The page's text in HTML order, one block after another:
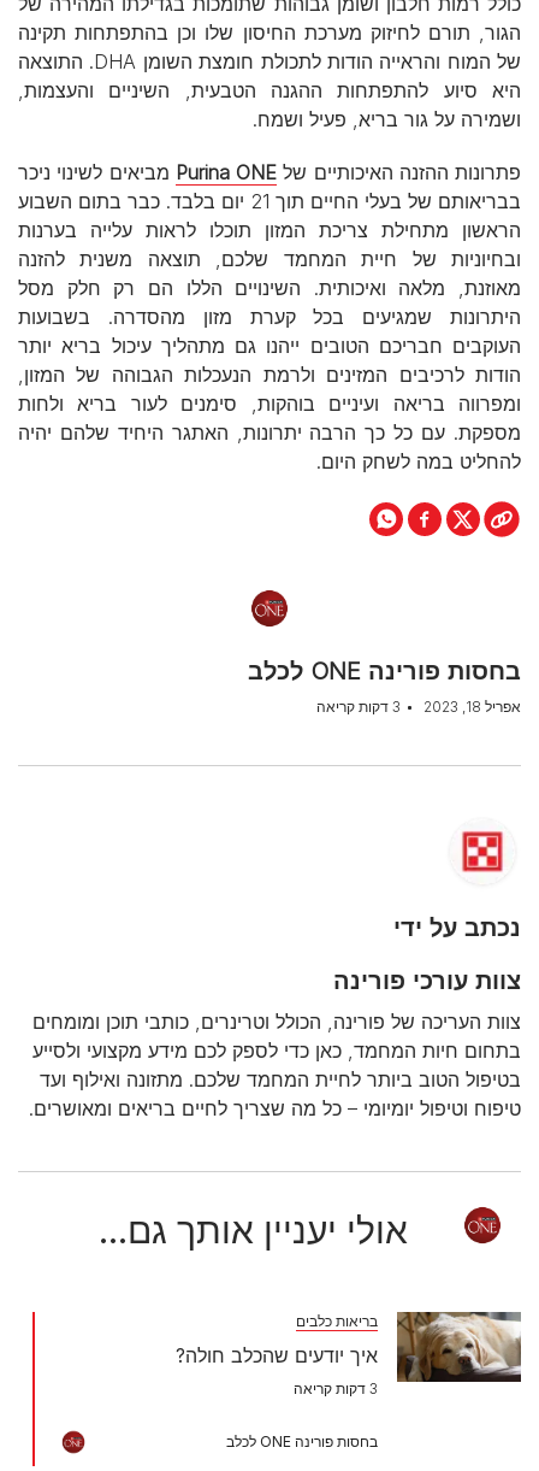
הגור, תורם לחיזוק מערכת החיסון שלו וכן בהתפתחות תקינה
של המוח והראייה הודות לתכולת חומצת השומן DHA. התוצאה
היא סיוע להתפתחות ההגנה הטבעית, השיניים והעצמות,
ושמירה על גור בריא, פעיל ושמח.
פתרונות ההזנה האיכותיים של Purina ONE מביאים לשינוי ניכר
בבריאותם של בעלי החיים תוך 21 יום בלבד. כבר בתום השבוע
הראשון מתחילת צריכת המזון תוכלו לראות עלייה בערנות
ובחיוניות של חיית המחמד שלכם, תוצאה משנית להזנה
מאוזנת, מלאה ואיכותית. השינויים הללו הם רק חלק מסל
היתרונות שמגיעים בכל קערת מזון מהסדרה. בשבועות
העוקבים חבריכם הטובים ייהנו גם מתהליך עיכול בריא יותר
הודות לרכיבים המזינים ולרמת הנעכלות הגבוהה של המזון,
ומפרווה בריאה ועיניים בוהקות, סימנים לעור בריא ולחות
מספקת. עם כל כך הרבה יתרונות, האתגר היחיד שלהם יהיה
להחליט במה לשחק היום.
בחסות פורינה ONE לכלב
אפריל 18, 2023 3 דקות קריאה
נכתב על ידי
צוות עורכי פורינה
צוות העריכה של פורינה, הכולל וטרינרים, כותבי תוכן ומומחים
בתחום חיות המחמד, כאן כדי לספק לכם מידע מקצועי ולסייע
בטיפול הטוב ביותר לחיית המחמד שלכם. מתזונה ואילוף ועד
טיפוח וטיפול יומיומי – כל מה שצריך לחיים בריאים ומאושרים.
אולי יעניין אותך גם...
בריאות כלבים
איך יודעים שהכלב חולה?
3 דקות קריאה
בחסות פורינה ONE לכלב